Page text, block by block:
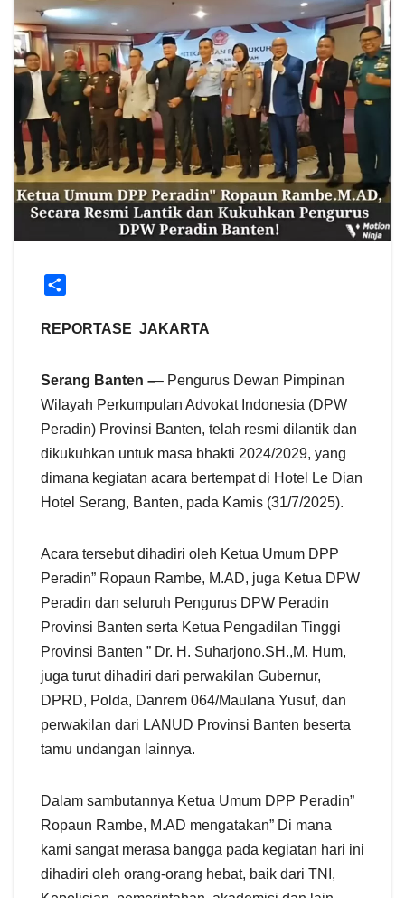
a
REPORTASE JAKARTA
Serang Banten –– Pengurus Dewan Pimpinan
Wilayah Perkumpulan Advokat Indonesia (DPW
Peradin) Provinsi Banten, telah resmi dilantik dan
dikukuhkan untuk masa bhakti 2024/2029, yang
dimana kegiatan acara bertempat di Hotel Le Dian
Hotel Serang, Banten, pada Kamis (31/7/2025).
Acara tersebut dihadiri oleh Ketua Umum DPP
Peradin” Ropaun Rambe, M.AD, juga Ketua DPW
Peradin dan seluruh Pengurus DPW Peradin
Provinsi Banten serta Ketua Pengadilan Tinggi
Provinsi Banten ” Dr. H. Suharjono.SH.,M. Hum,
juga turut dihadiri dari perwakilan Gubernur,
DPRD, Polda, Danrem 064/Maulana Yusuf, dan
perwakilan dari LANUD Provinsi Banten beserta
tamu undangan lainnya.
Dalam sambutannya Ketua Umum DPP Peradin”
Ropaun Rambe, M.AD mengatakan” Di mana
kami sangat merasa bangga pada kegiatan hari ini
dihadiri oleh orang-orang hebat, baik dari TNI,